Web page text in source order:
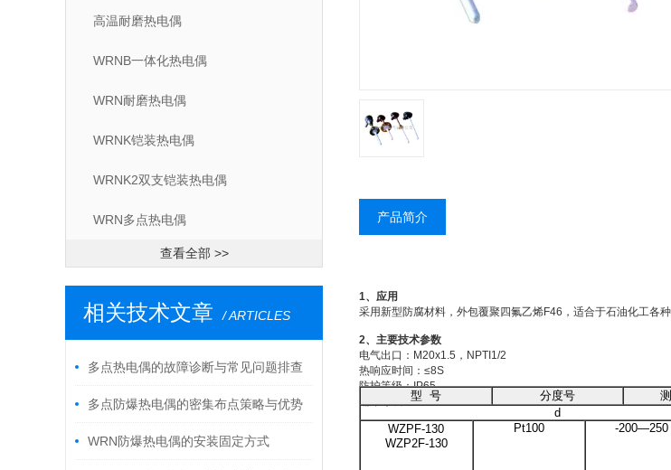
高温耐磨热电偶
WRNB一体化热电偶
WRN耐磨热电偶
WRNK铠装热电偶
WRNK2双支铠装热电偶
WRN多点热电偶
查看全部 >>
相关技术文章 / ARTICLES
多点热电偶的故障诊断与常见问题排查
指南多点防爆热电偶的密集布点策略与优势
​​WRN防爆热电偶的安装固定方式
产品简介
1、应用
采用新型防腐材料，外包覆聚四氟乙烯F46，适合于石油化工各
2、主要技术参数
电气出口：M20x1.5，NPTI1/2
热响应时间：≤8S
防护等级：IP65
隔爆等级：d‖BT4.d‖CT5
型 号
分度号
d
WZPF-130
WZP2F-130
Pt100 -200—250